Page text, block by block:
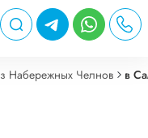
Набережных Челнов в